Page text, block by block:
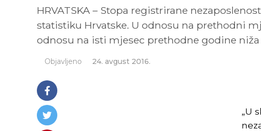
HRVATSKA – Stopa registrirane
statistiku Hrvatske. U odnosu na prethodni
odnosu na isti mjesec prethodne godine
Objavljeno 24. avgust 2016.
„U